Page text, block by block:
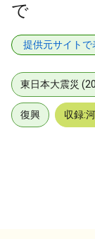
で
提供元サイトで
東日本大震災
復興 収録: